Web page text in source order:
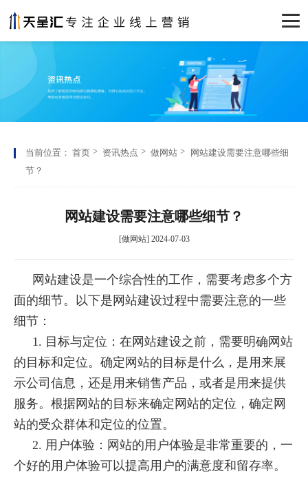
当前位置： 首页 资讯热点 做网站
网站建设需要注意哪些细
节？
网站建设需要注意哪些细节？
[做网站] 2024-07-03
网站建设是一个综合性的工作，需要考虑多个方
面的细节。以下是网站建设过程中需要注意的一些
细节：
1. 目标与定位：在网站建设之前，需要明确网站
的目标和定位。确定网站的目标是什么，是用来展
示公司信息，还是用来销售产品，或者是用来提供
服务。根据网站的目标来确定网站的定位，确定网
站的受众群体和定位的位置。
2. 用户体验：网站的用户体验是非常重要的，一
个好的用户体验可以提高用户的满意度和留存率。